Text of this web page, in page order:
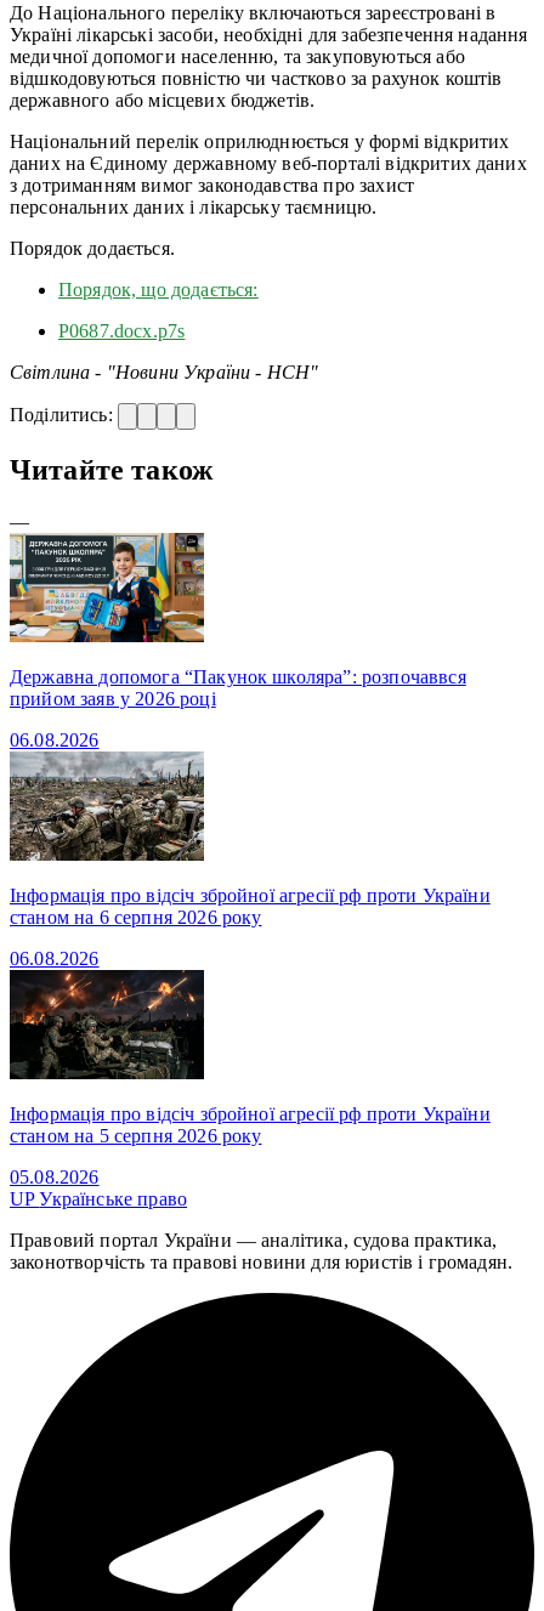
До Національного переліку включаються зареєстровані в
Україні лікарські засоби, необхідні для забезпечення надання
медичної допомоги населенню, та закуповуються або
відшкодовуються повністю чи частково за рахунок коштів
державного або місцевих бюджетів.
Національний перелік оприлюднюється у формі відкритих
даних на Єдиному державному веб-порталі відкритих даних
з дотриманням вимог законодавства про захист
персональних даних і лікарську таємницю.
Порядок додається.
Порядок, що додається:
P0687.docx.p7s
Світлина - "Новини України - НСН"
Поділитись:
Читайте також
—
Державна допомога “Пакунок школяра”: розпочаввся
прийом заяв у 2026 році
06.08.2026
Інформація про відсіч збройної агресії рф проти України
станом на 6 серпня 2026 року
06.08.2026
Інформація про відсіч збройної агресії рф проти України
станом на 5 серпня 2026 року
05.08.2026
UPУкраїнське право
Правовий портал України — аналітика, судова практика,
законотворчість та правові новини для юристів і громадян.